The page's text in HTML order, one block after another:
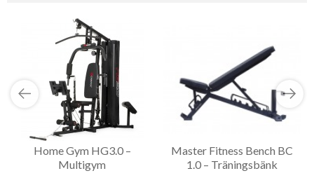
Home Gym HG3.0 –
Multigym
Master Fitness Bench BC
1.0 – Träningsbänk